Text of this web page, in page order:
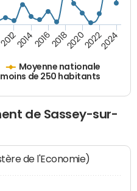
Moyenne nationale
de 250 habitants
2012201420162018202020222024
de Sassey-sur-
de l'Economie)